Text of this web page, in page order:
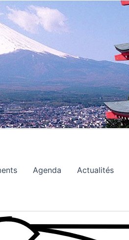
Agenda Actualités